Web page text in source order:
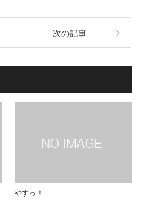
次の記事
やすっ！